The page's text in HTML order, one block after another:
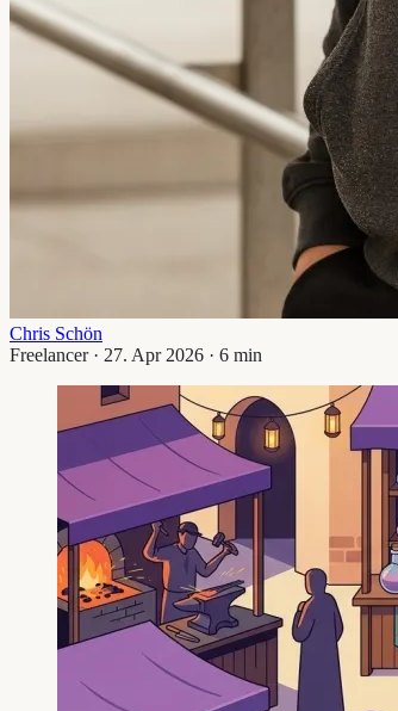
Chris Schön
Freelancer · 27. Apr 2026 · 6 min